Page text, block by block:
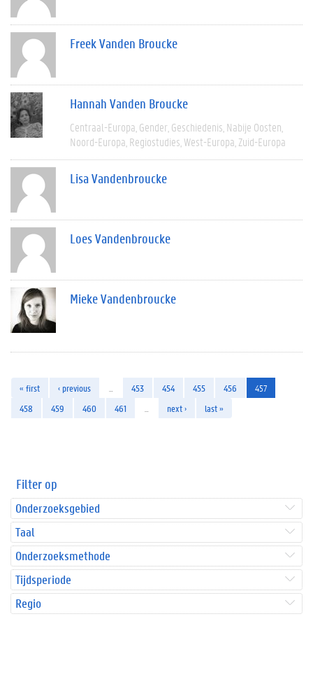
Freek Vanden Broucke
Hannah Vanden Broucke
Centraal-Europa Gender Geschiedenis Nabije Oosten
Noord-Europa Regiostudies West-Europa Zuid-Europa
Lisa Vandenbroucke
Loes Vandenbroucke
Mieke Vandenbroucke
« first ‹ previous 453 454 455 456
457
458
459 460 461 next › last »
Filter op
Onderzoeksgebied
Taal
Onderzoeksmethode
Tijdsperiode
Regio